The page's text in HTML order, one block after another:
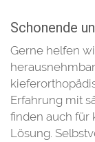
Schonende
Gerne helfen
Erfahrung mit
finden auch für
Lösung.